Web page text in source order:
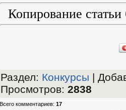
Копирование
Раздел: Конкурсы |
Просмотров: 2838
Всего комментариев: 17